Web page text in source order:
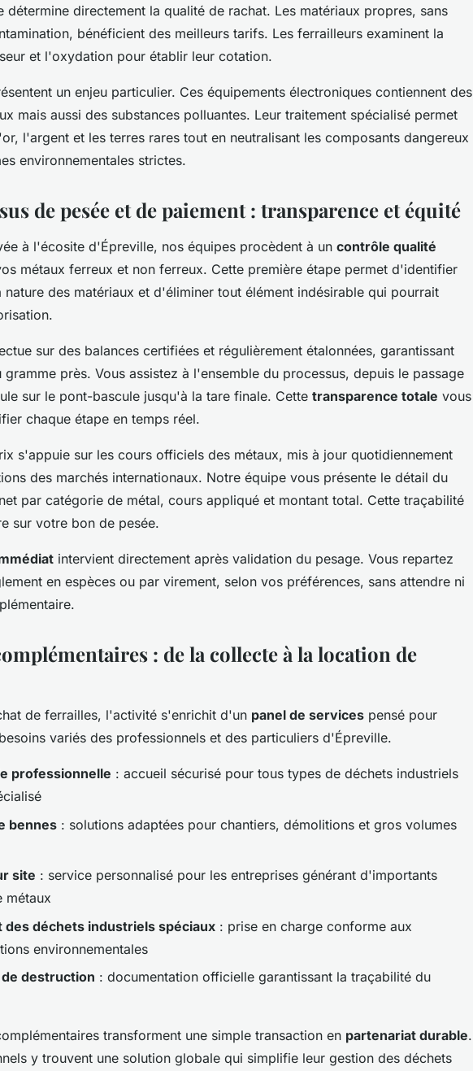
détermine directement la qualité de rachat. Les matériaux propres, sans
bénéficient des meilleurs tarifs. Les ferrailleurs examinent la
et l'oxydation pour établir leur cotation.
un enjeu particulier. Ces équipements électroniques contiennent des
mais aussi des substances polluantes. Leur traitement spécialisé permet
l'argent et les terres rares tout en neutralisant les composants dangereux
environnementales strictes.
de pesée et de paiement : transparence et équité
à l'écosite d'Épreville, nos équipes procèdent à un contrôle qualité
métaux ferreux et non ferreux. Cette première étape permet d'identifier
nature des matériaux et d'éliminer tout élément indésirable qui pourrait
sur des balances certifiées et régulièrement étalonnées, garantissant
gramme près. Vous assistez à l'ensemble du processus, depuis le passage
sur le pont-bascule jusqu'à la tare finale. Cette transparence totale vous
chaque étape en temps réel.
s'appuie sur les cours officiels des métaux, mis à jour quotidiennement
des marchés internationaux. Notre équipe vous présente le détail du
par catégorie de métal, cours appliqué et montant total. Cette traçabilité
sur votre bon de pesée.
intervient directement après validation du pesage. Vous repartez
en espèces ou par virement, selon vos préférences, sans attendre ni
: de la collecte à la location de
de ferrailles, l'activité s'enrichit d'un panel de services pensé pour
variés des professionnels et des particuliers d'Épreville.
professionnelle : accueil sécurisé pour tous types de déchets industriels
bennes : solutions adaptées pour chantiers, démolitions et gros volumes
site : service personnalisé pour les entreprises générant d'importants
métaux
des déchets industriels spéciaux : prise en charge conforme aux
environnementales
destruction : documentation officielle garantissant la traçabilité du
transforment une simple transaction en partenariat durable.
y trouvent une solution globale qui simplifie leur gestion des déchets